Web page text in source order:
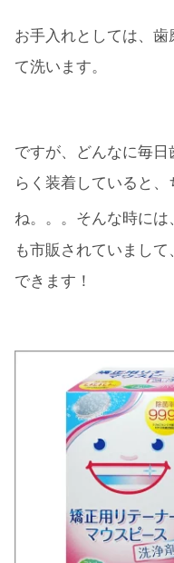
お手入れとしては、
て洗います。
ですが、どんなに毎
らく装着していると
ね。。。そんな時には
も市販されていまし
できます！